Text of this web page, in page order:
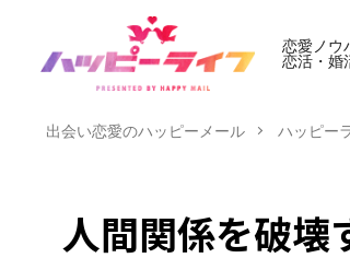
恋愛ノウ
恋活・婚
出会い恋愛のハッピーメール ハッピー
人間関係を破壊